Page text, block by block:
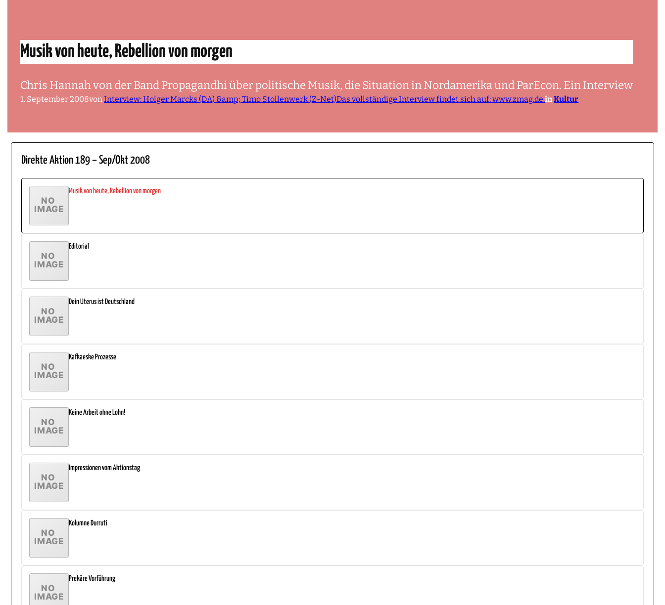
Musik von heute, Rebellion von morgen
Chris Hannah von der Band Propagandhi über politische Musik, die Situation in Nordamerika und ParEcon. Ein Interview
1. September 2008vonInterview: Holger Marcks (DA) &amp; Timo Stollenwerk (Z-Net)Das vollständige Interview findet sich auf: www.zmag.de.inKultur
Direkte Aktion 189 – Sep/Okt 2008
Musik von heute, Rebellion von morgen
Editorial
Dein Uterus ist Deutschland
Kafkaeske Prozesse
Keine Arbeit ohne Lohn!
Impressionen vom Aktionstag
Kolumne Durruti
Prekäre Vorführung